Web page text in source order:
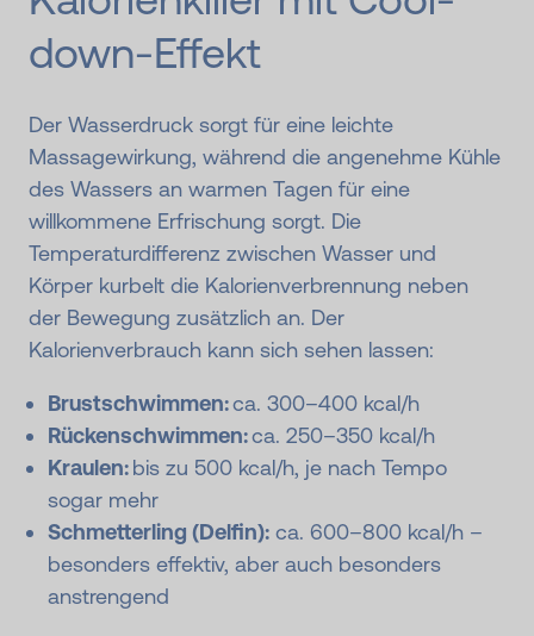
down-Effekt
Der Wasserdruck sorgt für eine leichte
Massagewirkung, während die angenehme Kühle
des Wassers an warmen Tagen für eine
willkommene Erfrischung sorgt. Die
Temperaturdifferenz zwischen Wasser und
Körper kurbelt die Kalorienverbrennung neben
der Bewegung zusätzlich an. Der
Kalorienverbrauch kann sich sehen lassen:
Brustschwimmen:ca. 300–400 kcal/h
Rückenschwimmen:ca. 250–350 kcal/h
Kraulen:bis zu 500 kcal/h, je nach Tempo
sogar mehr
Schmetterling (Delfin): ca. 600–800 kcal/h –
besonders effektiv, aber auch besonders
anstrengend